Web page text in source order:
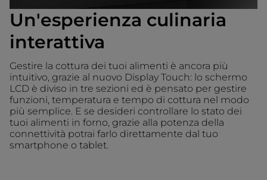
Un'esperienza culinaria
interattiva
Gestire la cottura dei tuoi alimenti è ancora più
intuitivo, grazie al nuovo Display Touch: lo schermo
LCD è diviso in tre sezioni ed è pensato per gestire
funzioni, temperatura e tempo di cottura nel modo
più semplice. E se desideri controllare lo stato dei
tuoi alimenti in forno, grazie alla potenza della
connettività potrai farlo direttamente dal tuo
smartphone o tablet.